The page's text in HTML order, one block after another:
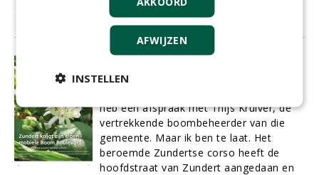
boom Boulevard
heb een afspraak met Thijs Kruiver, de
vertrekkende boombeheerder van die
gemeente. Maar ik ben te laat. Het
beroemde Zundertse corso heeft de
hoofdstraat van Zundert aangedaan en
AFWIJZEN
INSTELLEN